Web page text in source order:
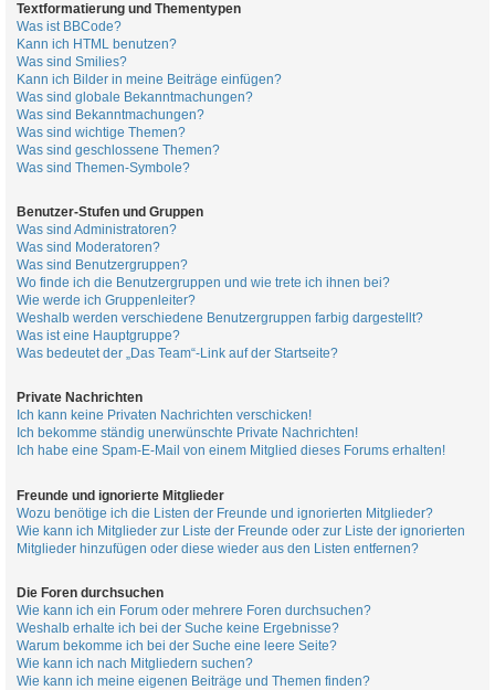
Textformatierung und Thementypen
Was ist BBCode?
Kann ich HTML benutzen?
Was sind Smilies?
Kann ich Bilder in meine Beiträge einfügen?
Was sind globale Bekanntmachungen?
Was sind Bekanntmachungen?
Was sind wichtige Themen?
Was sind geschlossene Themen?
Was sind Themen-Symbole?
Benutzer-Stufen und Gruppen
Was sind Administratoren?
Was sind Moderatoren?
Was sind Benutzergruppen?
Wo finde ich die Benutzergruppen und wie trete ich ihnen bei?
Wie werde ich Gruppenleiter?
Weshalb werden verschiedene Benutzergruppen farbig dargestellt?
Was ist eine Hauptgruppe?
Was bedeutet der „Das Team“-Link auf der Startseite?
Private Nachrichten
Ich kann keine Privaten Nachrichten verschicken!
Ich bekomme ständig unerwünschte Private Nachrichten!
Ich habe eine Spam-E-Mail von einem Mitglied dieses Forums erhalten!
Freunde und ignorierte Mitglieder
Wozu benötige ich die Listen der Freunde und ignorierten Mitglieder?
Wie kann ich Mitglieder zur Liste der Freunde oder zur Liste der ignorierten
Mitglieder hinzufügen oder diese wieder aus den Listen entfernen?
Die Foren durchsuchen
Wie kann ich ein Forum oder mehrere Foren durchsuchen?
Weshalb erhalte ich bei der Suche keine Ergebnisse?
Warum bekomme ich bei der Suche eine leere Seite?
Wie kann ich nach Mitgliedern suchen?
Wie kann ich meine eigenen Beiträge und Themen finden?